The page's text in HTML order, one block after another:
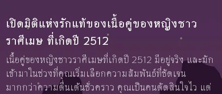
เปิดมิติแห่งรักแท้ของเนื้อคู่ของหญิงชาว
ราศีเมษ ที่เกิดปี 2512
เนื้อคู่ของหญิงชาวราศีเมษที่เกิดปี 2512 มีอยู่จริง และมัก
เข้ามาในช่วงที่คุณเริ่มเลือกความสัมพันธ์ที่ชัดเจน
มากกว่าความตื่นเต้นชั่วคราว คุณเป็นคนตัดสินใจไว แต่